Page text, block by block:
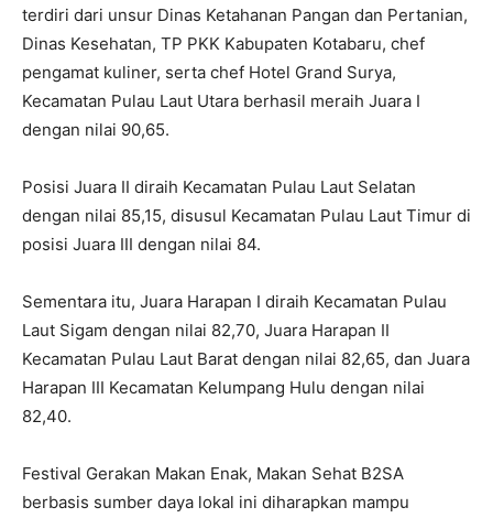
terdiri dari unsur Dinas Ketahanan Pangan dan Pertanian,
Dinas Kesehatan, TP PKK Kabupaten Kotabaru, chef
pengamat kuliner, serta chef Hotel Grand Surya,
Kecamatan Pulau Laut Utara berhasil meraih Juara I
dengan nilai 90,65.
Posisi Juara II diraih Kecamatan Pulau Laut Selatan
dengan nilai 85,15, disusul Kecamatan Pulau Laut Timur di
posisi Juara III dengan nilai 84.
Sementara itu, Juara Harapan I diraih Kecamatan Pulau
Laut Sigam dengan nilai 82,70, Juara Harapan II
Kecamatan Pulau Laut Barat dengan nilai 82,65, dan Juara
Harapan III Kecamatan Kelumpang Hulu dengan nilai
82,40.
Festival Gerakan Makan Enak, Makan Sehat B2SA
berbasis sumber daya lokal ini diharapkan mampu